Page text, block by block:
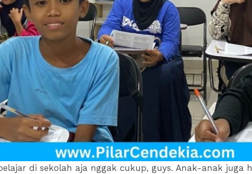
di sekolah aja nggak cukup, guys. Anak-anak juga